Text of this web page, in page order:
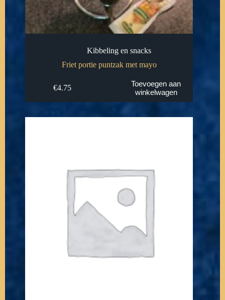
Kibbeling en snacks
Friet portie puntzak met mayo
€4.75
Toevoegen aan
winkelwagen